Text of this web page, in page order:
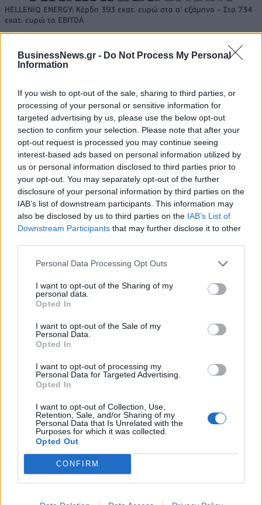
BusinessNews.gr - Do Not Process My Personal
Information
If you wish to opt-out of the sale, sharing to third parties, or
processing of your personal or sensitive information for
targeted advertising by us, please use the below opt-out
section to confirm your selection. Please note that after your
opt-out request is processed you may continue seeing
interest-based ads based on personal information utilized by
us or personal information disclosed to third parties prior to
your opt-out. You may separately opt-out of the further
disclosure of your personal information by third parties on the
IAB’s list of downstream participants. This information may
also be disclosed by us to third parties on the IAB’s List of
Downstream Participants that may further disclose it to other
Personal Data Processing Opt Outs
I want to opt-out of the Sharing of my
personal data.
Opted In
I want to opt-out of the Sale of my
Personal Data.
Opted In
I want to opt-out of processing my
Personal Data for Targeted Advertising.
Opted In
I want to opt-out of Collection, Use,
Retention, Sale, and/or Sharing of my
Personal Data that Is Unrelated with the
Purposes for which it was collected.
Opted Out
CONFIRM
HELLENiQ ENERGY: Κέρδη 393 εκατ. ευρώ στο α' εξάμηνο – Στα 734
εκατ. ευρώ τα EBITDA
ο τζίρος στο α' εξάμηνο, στα 4,3
δισ. ευρώ – Στα 446 εκατ. ευρώ
τα EBITDA
δισ. ευρώ ως το 2028 για την
Ενέργεια
Η συμφωνία Arval-Athlon αναδιαμορφώνει την αγορά leasing
VW: Η δύσκολη εξίσωση της
αναδιάρθρωσης
18η συνεχόμενη χρονιά για τον
ΟΤΕ στη διεθνή σειρά δεικτών
FTSE4Good
Alpha Bank: Για πρώτη φορά το Αρχαίο Θέατρο Επιδαύρου άνοιξε τις
ESG Report 2025: Πώς η ΑΒ Βασιλόπουλος μετατρέπει τη
βιωσιμότητα σε καθημερινή πράξη
ΠΕΡΙΣΣΌΤΕΡΑ ΣΕ ΑΥΤΉ ΤΗΝ ΚΑΤΗΓΟΡΊΑ